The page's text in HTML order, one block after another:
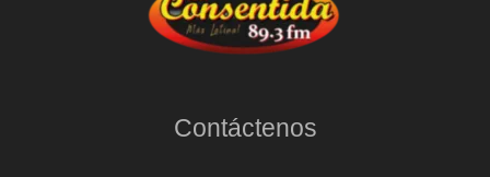
Contáctenos